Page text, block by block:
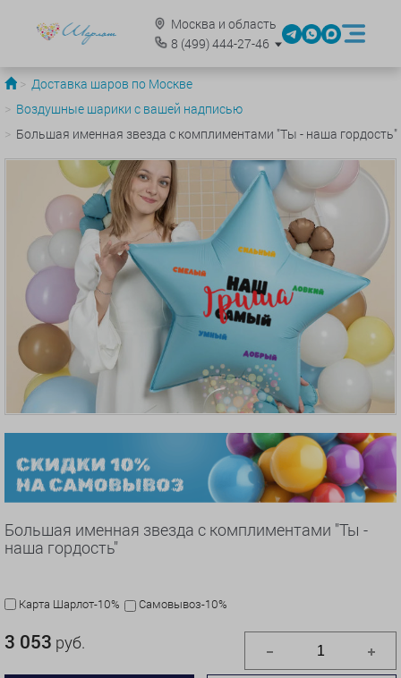
Москва и область
8 (499)444-27-46
Доставка шаров по Москве
Воздушные шарики с вашей надписью
Большая именная звезда с комплиментами "Ты - наша гордость"
Большая именная звезда с комплиментами "Ты -
наша гордость"
Карта Шарлот-10% Самовывоз-10%
3 053 руб.